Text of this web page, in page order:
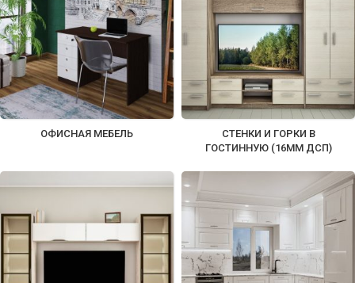
ОФИСНАЯ МЕБЕЛЬ
СТЕНКИ И ГОРКИ В
ГОСТИННУЮ (16ММ ДСП)